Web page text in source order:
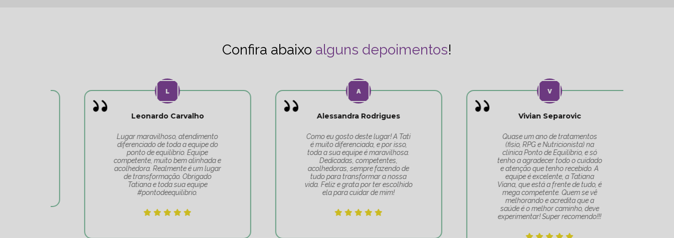
Confira abaixo alguns depoimentos!
Leonardo Carvalho
Lugar maravilhoso, atendimento
diferenciado de toda a equipe do
ponto de equilíbrio. Equipe
competente, muito bem alinhada e
acolhedora. Realmente é um lugar
de transformação. Obrigado
Tatiana e toda sua equipe
#pontodeequilibrio.
Alessandra Rodrigues
Como eu gosto deste lugar! A Tati
é muito diferenciada, e por isso,
toda a sua equipe é maravilhosa.
Dedicadas, competentes,
acolhedoras, sempre fazendo de
tudo para transformar a nossa
vida. Feliz e grata por ter escolhido
ela para cuidar de mim!
Vivian Separovic
Quase um ano de tratamentos
(fisio, RPG e Nutricionista) na
clínica Ponto de Equilíbrio, e só
tenho a agradecer todo o cuidado
e atenção que tenho recebido. A
equipe é excelente, a Tatiana
Viana, que está a frente de tudo, é
mega competente. Quem se vê
melhorando e acredita que a
saúde é o melhor caminho, deve
experimentar! Super recomendo!!!